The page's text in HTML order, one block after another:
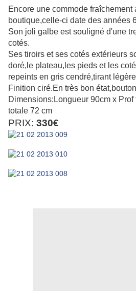
Encore une commode fraîchement
boutique,celle-ci date des années
Son joli galbe est souligné d'une
cotés.
Ses tiroirs et ses cotés extérieurs
doré,le plateau,les pieds et les
repeints en gris cendré,tirant
Finition ciré.En très bon
Dimensions:Longueur 90cm x
totale 72 cm
PRIX: 330€